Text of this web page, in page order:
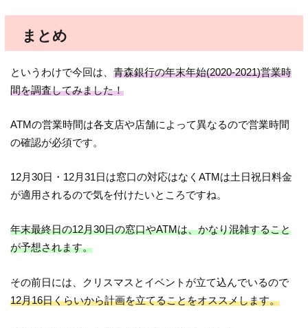
まとめ
というわけで今回は、青森銀行の年末年始(2020-2021)営業時
間を調査してみました！
ATMの営業時間は各支店や店舗によって異なるので営業時間
の確認が必須です。
12月30日・12月31日は窓口の対応はなくATMは土日祝日料金
が適用されるので気を付けたいところですね。
年末最終日の12月30日の窓口やATMは、かなり混雑すること
が予想されます。
その前日には、クリスマスとイベントが立て込んでいるので
12月16日くらいから計画を立てることをオススメします。